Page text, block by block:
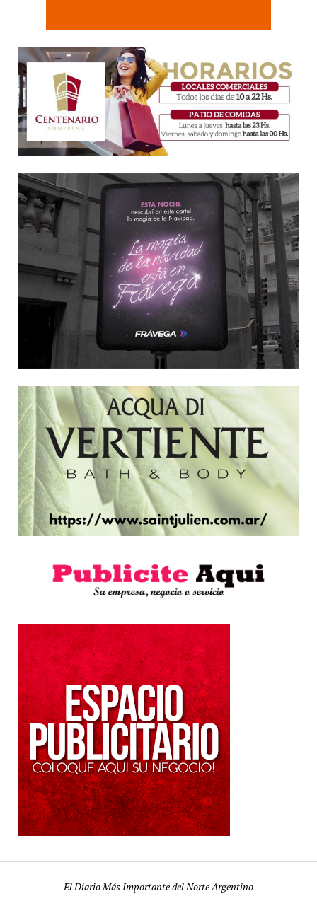
El Diario Más Importante del Norte Argentino